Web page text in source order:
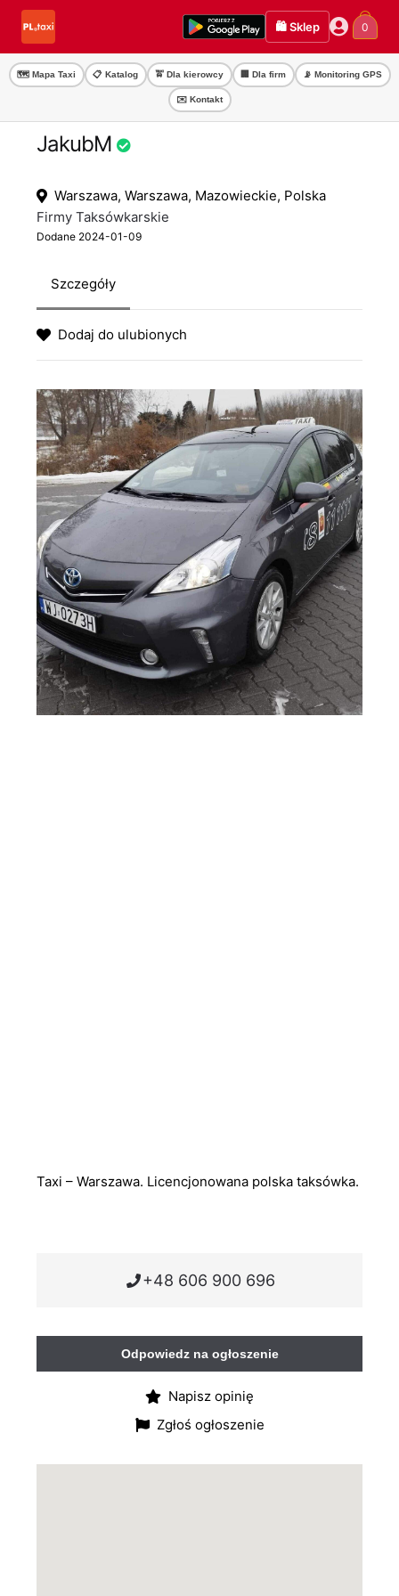
Przejdź
nawigacji
Przejdź
treści
🛍️ Sklep 0
🗺️ Mapa Taxi 📋 Katalog 🚖 Dla kierowcy 🏢 Dla firm 📡 Monitoring GPS
✉️ Kontakt
JakubM
Warszawa, Warszawa, Mazowieckie, Polska
Firmy Taksówkarskie
Dodane 2024-01-09
Szczegóły
Dodaj do ulubionych
Taxi – Warszawa. Licencjonowana polska taksówka.
+48 606 900 696
Odpowiedz na ogłoszenie
Napisz opinię
Zgłoś ogłoszenie